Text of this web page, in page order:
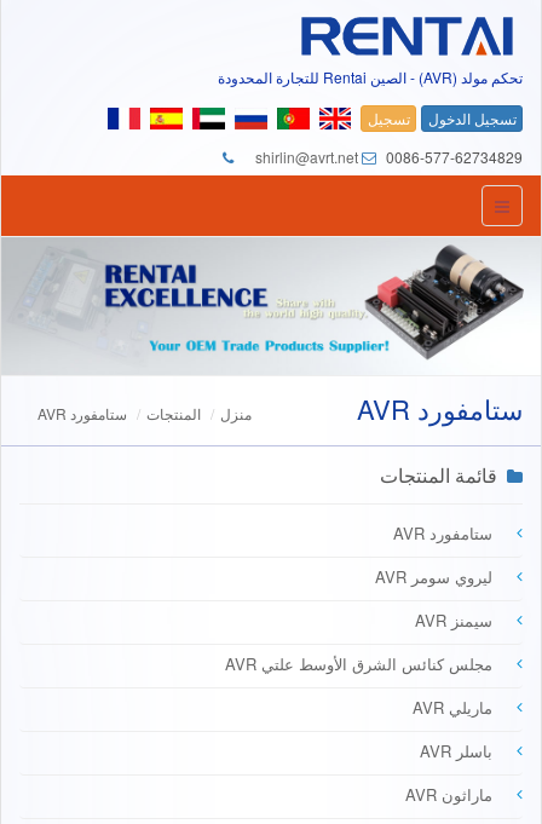
تحكم مولد (AVR) - الصين Rentai للتجارة المحدودة
تسجيل الدخول
تسجيل
shirlin@avrt.net
0086-577-62734829
ستامفورد AVR منزل المنتجات ستامفورد AVR
قائمة المنتجات
ستامفورد AVR
ليروي سومر AVR
سيمنز AVR
مجلس كنائس الشرق الأوسط علتي AVR
ماريلي AVR
باسلر AVR
ماراثون AVR